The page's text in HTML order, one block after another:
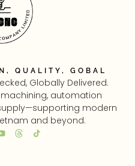
QUALITY, GOBAL
Globally Delivered.
automation
modern
and beyond.